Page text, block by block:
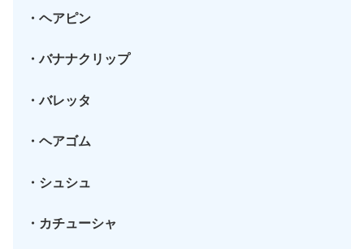
・ヘアピン
・バナナクリップ
・バレッタ
・ヘアゴム
・シュシュ
・カチューシャ